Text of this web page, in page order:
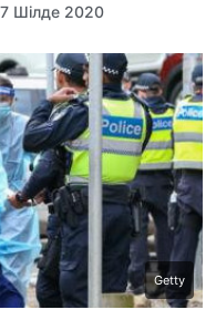
Шілде 2020
Getty